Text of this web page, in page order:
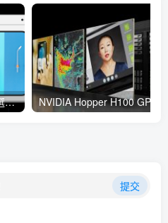
家用型沖牙器推薦｜如何挑選沖牙器？徹底解除牙垢隙縫問題就看這篇！
提交